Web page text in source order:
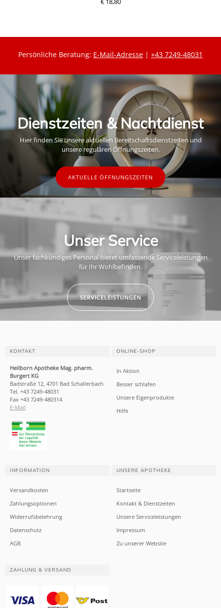
Persönliche Beratung: E-Mail-Adresse | +43 7249-48031
Dienstzeiten & Nachtdienst
Hier finden Sie unsere aktuellen Bereitschaftsdienstzeiten und
unsere regulären Öffnungszeiten.
AKTUELLE ÖFFNUNGSZEITEN
Unser Service
Unser fachkundiges Personal bietet umfassende Serviceleistungen
für Ihr Wohlbefinden.
SERVICELEISTUNGEN
KONTAKT
Heilborn Apotheke Mag. pharm.
Burgert KG
Badstraße 12, 4701 Bad Schallerbach
Tel. +43 7249-48031
Fax +43 7249-480314
E-Mail
ONLINE-SHOP
In Aktion
Besser schlafen
Unsere Eigenprodukte
Hilfe
INFORMATION
Versandkosten
Zahlungsoptionen
Widerrufsbelehrung
Datenschutz
AGB
UNSERE APOTHEKE
Startseite
Kontakt & Dienstzeiten
Unsere Serviceleistungen
Impressum
Zu unserer Website
ZAHLUNG & VERSAND